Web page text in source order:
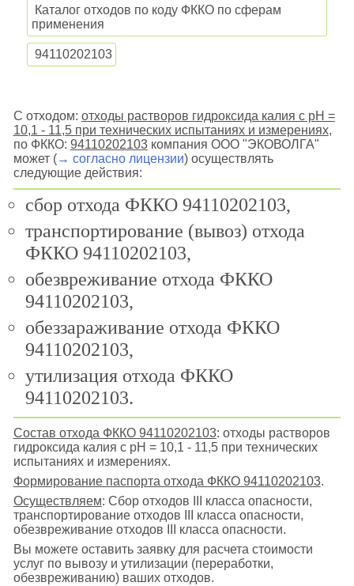
Каталог отходов по коду ФККО по сферам
применения
94110202103
С отходом: отходы растворов гидроксида калия с pH =
10,1 - 11,5 при технических испытаниях и измерениях,
по ФККО: 94110202103компания ООО "ЭКОВОЛГА"
может (→ согласно лицензии) осуществлять
следующие действия:
сбор отхода ФККО 94110202103,
транспортирование (вывоз) отхода
ФККО 94110202103,
обезвреживание отхода ФККО
94110202103,
обеззараживание отхода ФККО
94110202103,
утилизация отхода ФККО
94110202103.
Состав отхода ФККО 94110202103: отходы растворов
гидроксида калия с pH = 10,1 - 11,5 при технических
испытаниях и измерениях.
Формирование паспорта отхода ФККО 94110202103.
Осуществляем: Сбор отходов III класса опасности,
транспортирование отходов III класса опасности,
обезвреживание отходов III класса опасности.
Вы можете оставить заявку для расчета стоимости
услуг по вывозу и утилизации (переработки,
обезвреживанию) ваших отходов.